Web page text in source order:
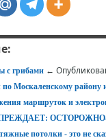
с грибами ←
Москаленскому
маршруток и
потолки - это не